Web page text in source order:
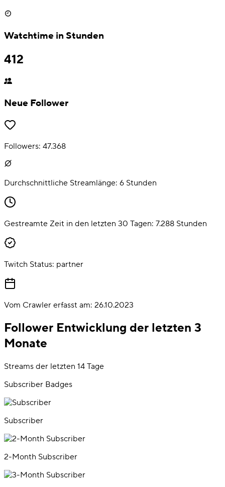
Watchtime in Stunden
412
Neue Follower
Followers: 47.368
Durchschnittliche Streamlänge: 6 Stunden
Gestreamte Zeit in den letzten 30 Tagen: 7.288 Stunden
Twitch Status: partner
Vom Crawler erfasst am: 26.10.2023
Follower Entwicklung der letzten 3
Monate
Streams der letzten 14 Tage
Subscriber Badges
Subscriber
2-Month Subscriber